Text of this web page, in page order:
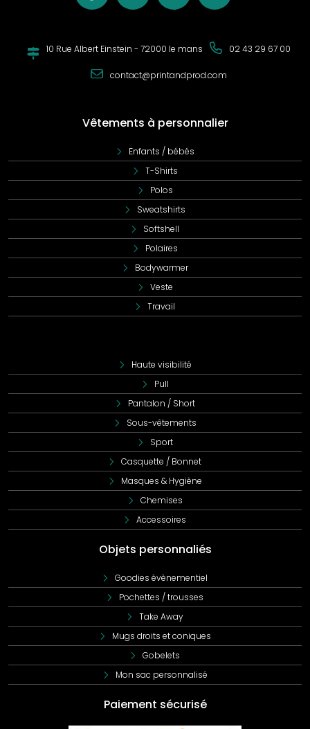
10 Rue Albert Einstein - 72000 le mans 02 43 29 67 00
contact@printandprod.com
Vêtements à personnalier
Enfants / bébés
T-Shirts
Polos
Sweatshirts
Softshell
Polaires
Bodywarmer
Veste
Travail
Haute visibilité
Pull
Pantalon / Short
Sous-vêtements
Sport
Casquette / Bonnet
Masques & Hygiène
Chemises
Accessoires
Objets personnaliés
Goodies évènementiel
Pochettes / trousses
Take Away
Mugs droits et coniques
Gobelets
Mon sac personnalisé
Paiement sécurisé